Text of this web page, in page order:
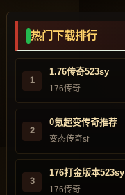
热门下载排行
1
1.76传奇523sy
176传奇
2
0氪超变传奇推荐
变态传奇sf
3
176打金版本523sy
176传奇